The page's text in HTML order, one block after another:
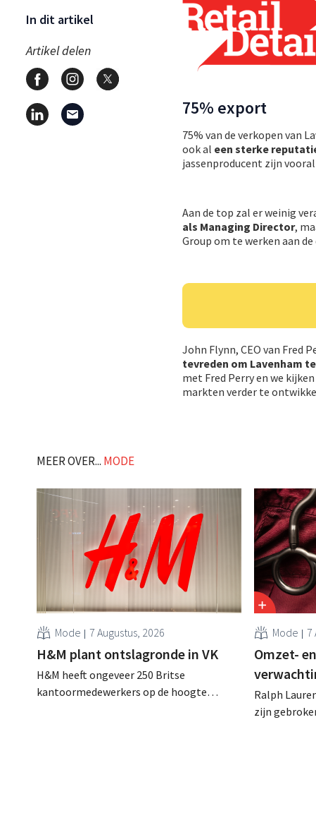
In dit artikel
Artikel delen
75% export
75% van de verkopen van
ook al een sterke
jassenproducent zijn
Aan de top zal er weinig
als Managing Director,
Group om te werken aan
John Flynn, CEO van Fred
tevreden om Lavenham
met Fred Perry en we
markten verder te
MEER OVER... MODE
Mode 7 Augustus, 2026
H&M plant ontslagronde in VK
H&M heeft ongeveer 250 Britse
kantoormedewerkers op de hoogte
Mode 7
Omzet-
Ralph
zijn